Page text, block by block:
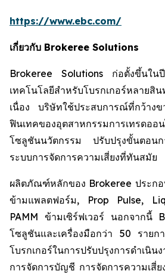
https://www.ebc.com/
เกี่ยวกับ Brokeree Solutions
Brokeree Solutions ก่อตั้งขึ้นใ
เทคโนโลยีสำหรับโบรกเกอร์หลายสิ
เนื่อง บริษัทใช้ประสบการณ์ที่กว้าง
ฟินเทคของอุตสาหกรรมการเทรดออ
โซลูชันนวัตกรรม ปรับปรุงขั้นตอน
ระบบการจัดการความเสี่ยงที่ทันสมัย
ผลิตภัณฑ์หลักของ Brokeree ประก
ข้ามแพลตฟอร์ม, Prop Pulse,
PAMM ข้ามเซิร์ฟเวอร์ นอกจากนี้
โซลูชันและเครื่องมือกว่า 50 รายก
โบรกเกอร์ในการปรับปรุงการดำเนิ
การจัดการบัญชี การจัดการความเสี่